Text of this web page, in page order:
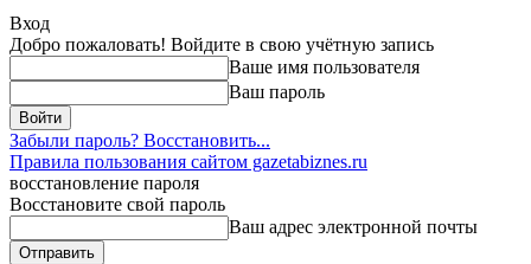
Вход
Добро пожаловать! Войдите в свою учётную запись
Ваше имя пользователя
Ваш пароль
Забыли пароль? Восстановить...
Правила пользования сайтом gazetabiznes.ru
восстановление пароля
Восстановите свой пароль
Ваш адрес электронной почты